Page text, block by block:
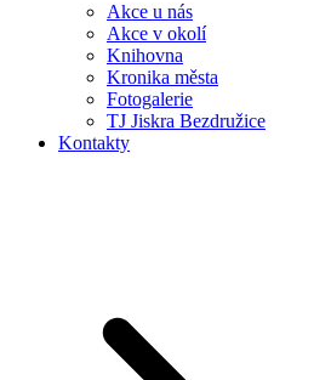
Akce u nás
Akce v okolí
Knihovna
Kronika města
Fotogalerie
TJ Jiskra Bezdružice
Kontakty